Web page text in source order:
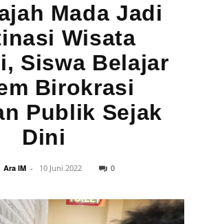
Mada Jadi
Wisata
Siswa Belajar
Birokrasi
Publik Sejak
Dini
Ara IM - 10 Juni 2022 0